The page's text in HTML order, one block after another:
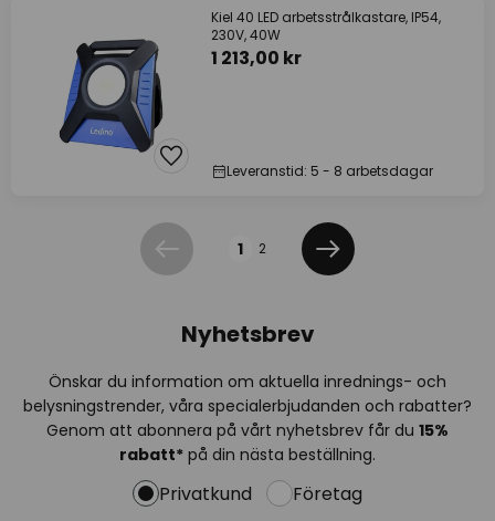
Kiel 40 LED arbetsstrålkastare, IP54,
230V, 40W
1 213,00 kr
Leveranstid: 5 - 8 arbetsdagar
Föregående
1 2
Nästa
Nyhetsbrev
Önskar du information om aktuella inrednings- och
belysningstrender, våra specialerbjudanden och rabatter?
Genom att abonnera på vårt nyhetsbrev får du 15%
rabatt* på din nästa beställning.
Privatkund Företag